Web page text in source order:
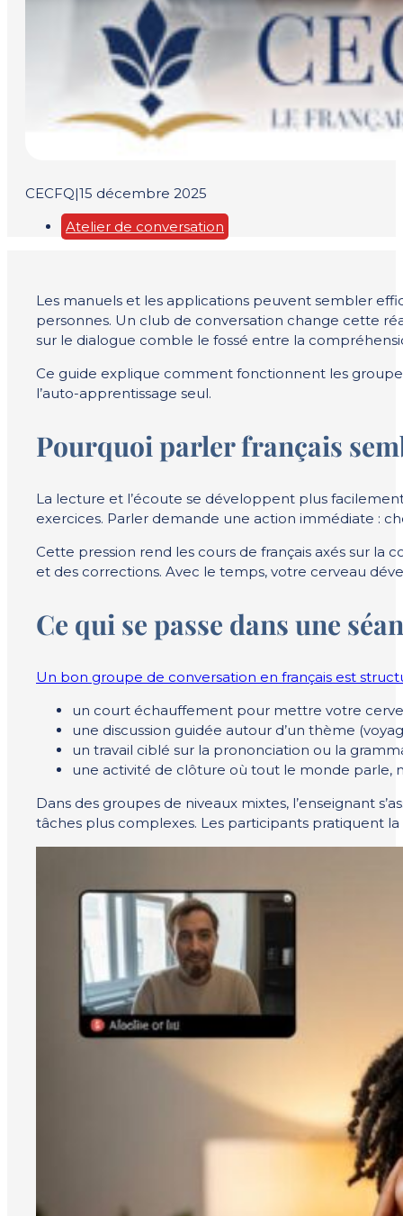
CECFQ|15 décembre 2025
Atelier de conversation
Les manuels et les applications peuvent sembler
personnes. Un club de conversation change cette
sur le dialogue comble le fossé entre la
Ce guide explique comment fonctionnent les
l’auto-apprentissage seul.
Pourquoi parler français
La lecture et l’écoute se développent plus
exercices. Parler demande une action immédiate :
Cette pression rend les cours de français axés sur
et des corrections. Avec le temps, votre cerveau
Ce qui se passe dans une
Un bon groupe de conversation en français est
un court échauffement pour mettre votre
une discussion guidée autour d’un thème
un travail ciblé sur la prononciation ou la
une activité de clôture où tout le monde parle,
Dans des groupes de niveaux mixtes, l’enseignant
tâches plus complexes. Les participants pratiquent